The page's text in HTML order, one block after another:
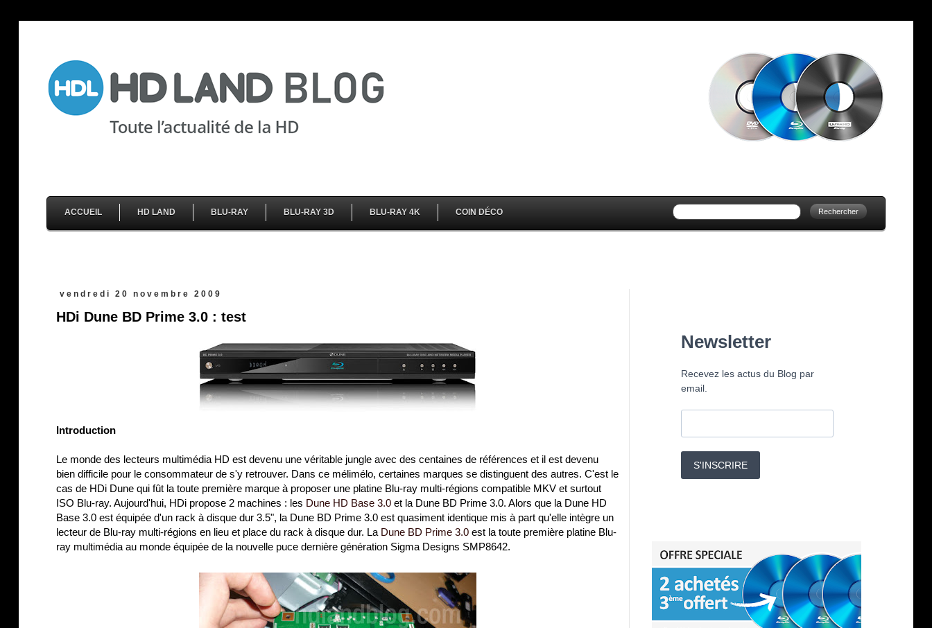
ACCUEIL HD LAND BLU-RAY BLU-RAY 3D BLU-RAY 4K COIN DÉCO
vendredi 20 novembre 2009
HDi Dune BD Prime 3.0 : test
Introduction
Le monde des lecteurs multimédia HD est devenu une véritable jungle avec des centaines de références et il est devenu
bien difficile pour le consommateur de s'y retrouver. Dans ce mélimélo, certaines marques se distinguent des autres. C'est le
cas de HDi Dune qui fût la toute première marque à proposer une platine Blu-ray multi-régions compatible MKV et surtout
ISO Blu-ray. Aujourd'hui, HDi propose 2 machines : les Dune HD Base 3.0 et la Dune BD Prime 3.0. Alors que la Dune HD
Base 3.0 est équipée d'un rack à disque dur 3.5", la Dune BD Prime 3.0 est quasiment identique mis à part qu'elle intègre un
lecteur de Blu-ray multi-régions en lieu et place du rack à disque dur. La Dune BD Prime 3.0 est la toute première platine Blu-
ray multimédia au monde équipée de la nouvelle puce dernière génération Sigma Designs SMP8642.
Newsletter
Recevez les actus du Blog par
email.
S'INSCRIRE